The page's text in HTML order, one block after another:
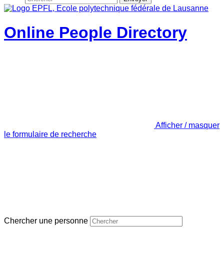
Online People Directory
Afficher / masquer
le formulaire de recherche
Chercher une personne